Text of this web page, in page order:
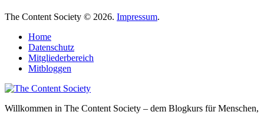
The Content Society © 2026. Impressum.
Home
Datenschutz
Mitgliederbereich
Mitbloggen
Willkommen in The Content Society – dem Blogkurs für Menschen,